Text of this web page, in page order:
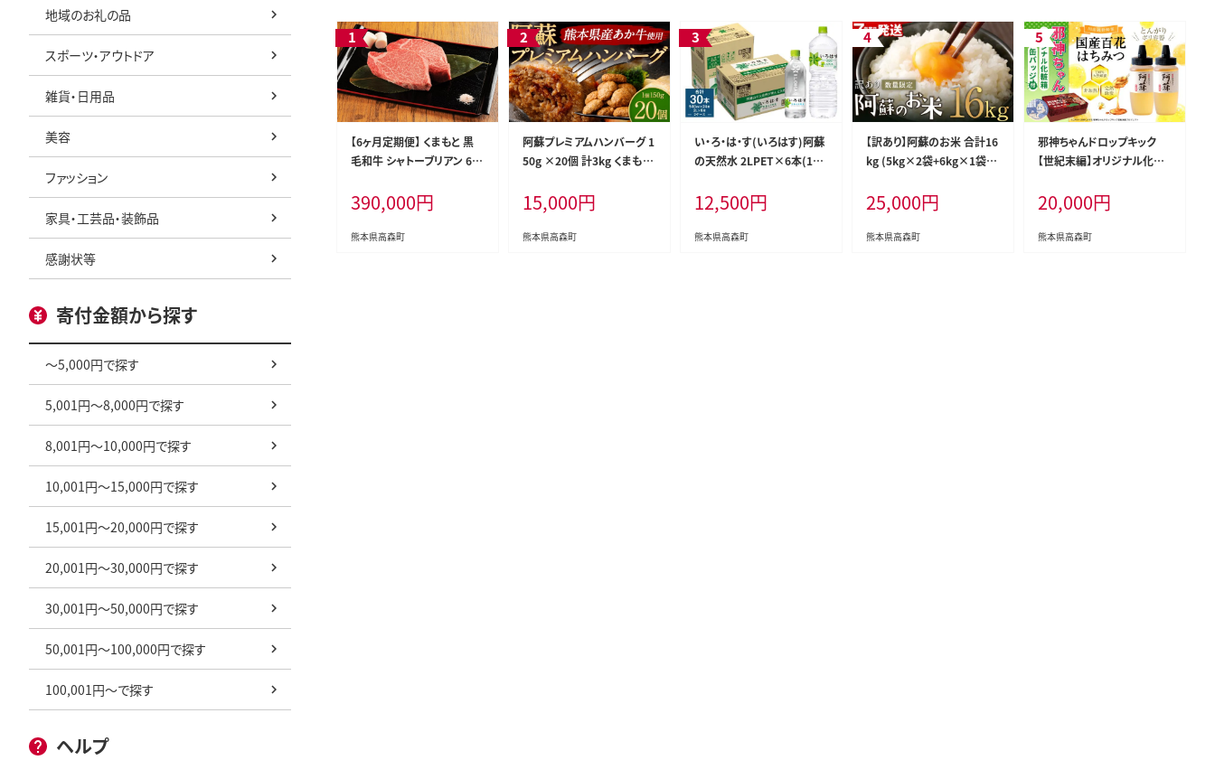
地域のお礼の品
スポーツ・アウトドア
雑貨・日用品
美容
ファッション
家具・工芸品・装飾品
感謝状等
寄付金額から探す
～5,000円で探す
5,001円～8,000円で探す
8,001円～10,000円で探す
10,001円～15,000円で探す
15,001円～20,000円で探す
20,001円～30,000円で探す
30,001円～50,000円で探す
50,001円～100,000円で探す
100,001円～で探す
ヘルプ
【6ヶ月定期便】 くまもと 黒
毛和牛 シャトーブリアン 60
牛肉 お肉 ステーキ
390,000円
熊本県高森町
阿蘇プレミアムハンバーグ 1
50g ×20個 計3kg くまもと
凍 調理済み レンチン ハンバ
ーグ はんばーぐ
15,000円
熊本県高森町
い・ろ・は・す(いろはす)阿蘇
の天然水 2LPET×6本(1ケ
す)阿蘇の天然水 540mlPE
T×24本(1ケース)
12,500円
熊本県高森町
【訳あり】阿蘇のお米 合計16
kg (5kg×2袋+6kg×1袋)
おすすめ 人気 ランキング
25,000円
熊本県高森町
邪神ちゃんドロップキック
【世紀末編】オリジナル化粧
付き～百花はちみつ 合計1k
g（500g×2本）とんがりポリ
容器 邪神ちゃん 世紀末編 グ
20,000円
熊本県高森町